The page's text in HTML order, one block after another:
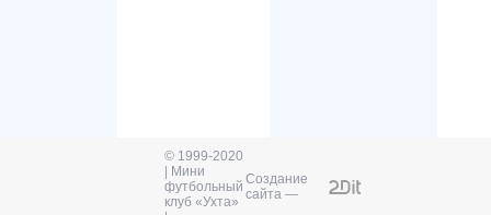
© 1999-2020
| Мини
футбольный
клуб «Ухта»
Создание
сайта —